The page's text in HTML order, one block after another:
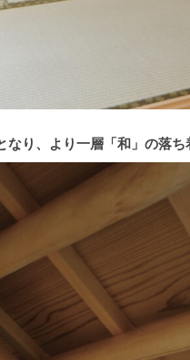
り、より一層「和」の落ち